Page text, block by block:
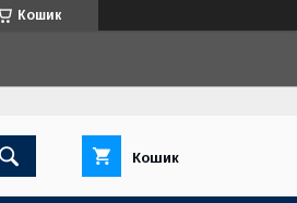
Кошик
Кошик